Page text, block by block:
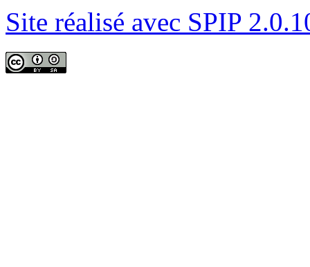
Site réalisé avec SPIP